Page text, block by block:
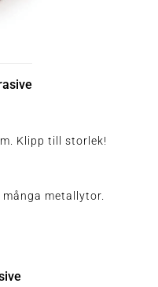
Klipp till storlek!
metallytor.